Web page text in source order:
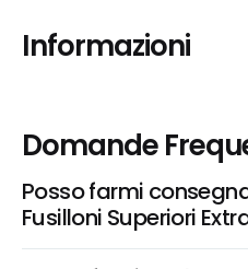
Informazioni
Domande
Posso farmi
Fusilloni Superiori